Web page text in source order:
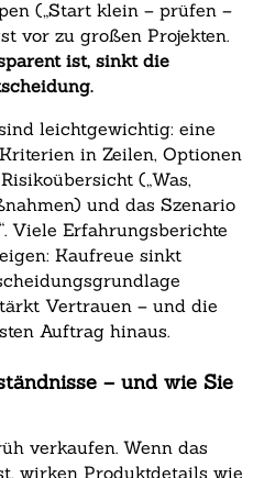
(„Start klein – prüfen –
vor zu großen Projekten.
ist, sinkt die
leichtgewichtig: eine
in Zeilen, Optionen
(„Was,
und das Szenario
Viele Erfahrungsberichte
Kaufreue sinkt
Vertrauen – und die
Auftrag hinaus.
– und wie Sie
verkaufen. Wenn das
wirken Produktdetails wie